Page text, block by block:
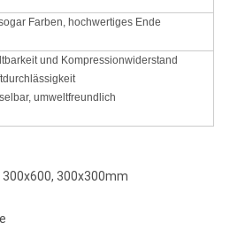
Farben, hochwertiges Ende
und Kompressionwiderstand
umweltfreundlich
300x300mm